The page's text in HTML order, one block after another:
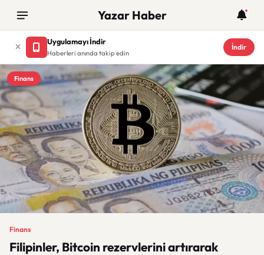
Yazar Haber
Uygulamayı İndir
Haberleri anında takip edin
İndir
Finans
Finans
Filipinler, Bitcoin rezervlerini artırarak